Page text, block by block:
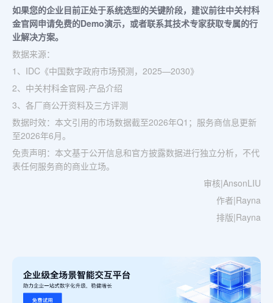
如果您的企业目前正处于系统选型的关键阶段，建议前往中关村科
金官网申请免费的Demo演示，或者联系其技术专家获取专属的行
业解决方案。
数据来源：
1、IDC《中国数字政府市场预测，2025—2030》
2、中关村科金官网-产品介绍
3、各厂商公开资料及三方评测
数据时效：本文引用的市场数据截至2026年Q1；服务商信息更新
至2026年6月。
免责声明：本文基于公开信息和官方披露数据进行独立分析，不代
表任何服务商的商业立场。
审核|AnsonLIU
作者|Rayna
排版|Rayna